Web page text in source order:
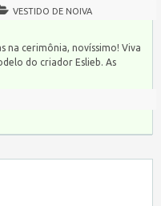
VESTIDO DE NOIVA
na cerimônia, novíssimo! Viva
do criador Eslieb. As